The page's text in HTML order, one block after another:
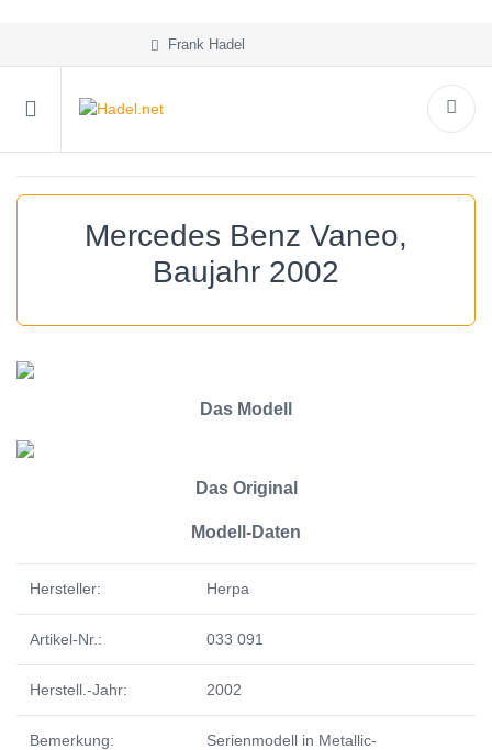
Frank Hadel
Mercedes Benz Vaneo,
Baujahr 2002
Das Modell
Das Original
Modell-Daten
Hersteller: Herpa
Artikel-Nr.: 033 091
Herstell.-Jahr: 2002
Bemerkung: Serienmodell in Metallic-